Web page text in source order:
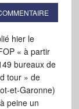
hier le
« à partir
bureaux de
tour » de
et-Garonne)
peine un